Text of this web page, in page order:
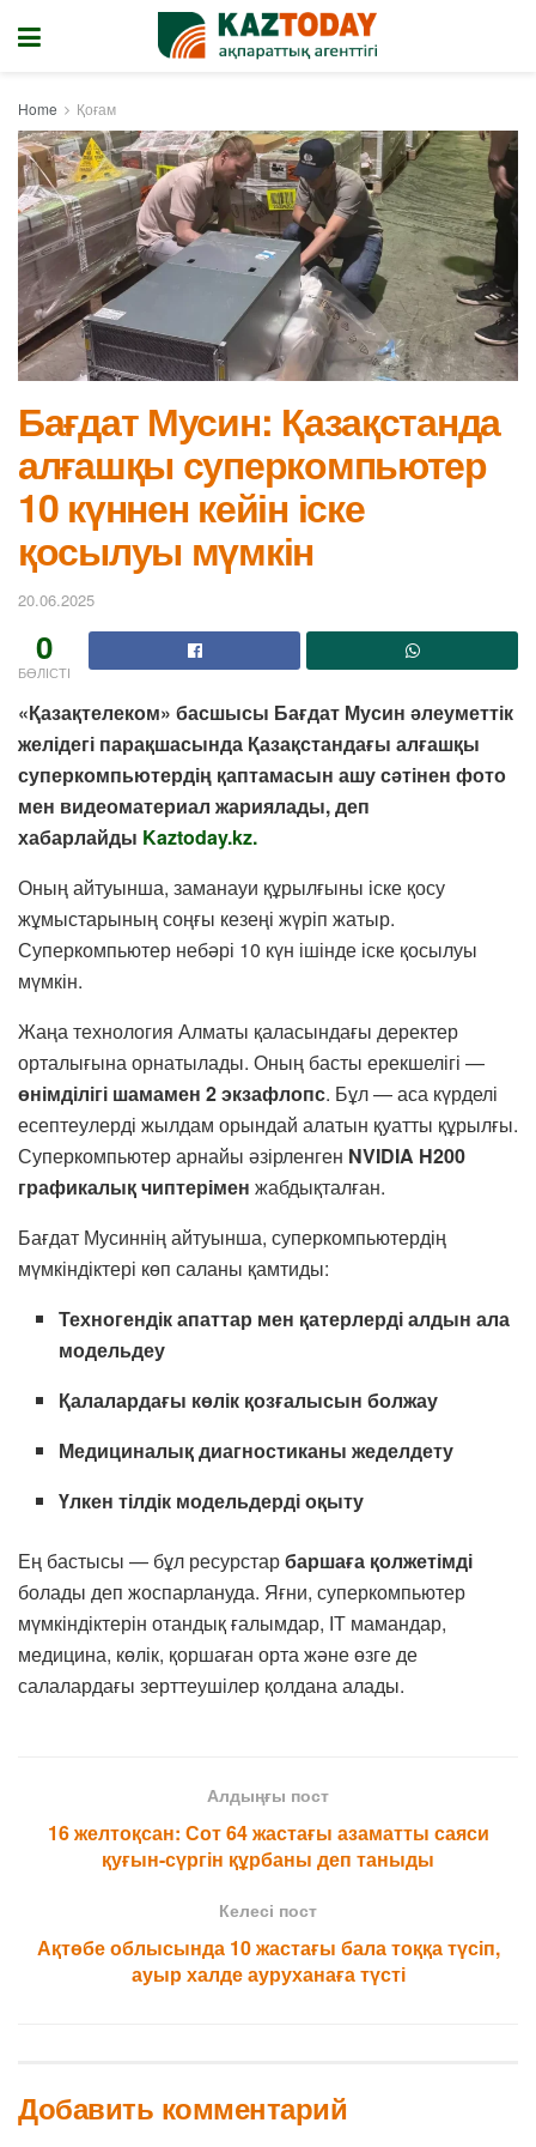
Home Қоғам
Бағдат Мусин: Қазақстанда
алғашқы суперкомпьютер
10 күннен кейін іске
қосылуы мүмкін
20.06.2025
0
БӨЛІСТІ
«Қазақтелеком» басшысы Бағдат Мусин әлеуметтік
желідегі парақшасында Қазақстандағы алғашқы
суперкомпьютердің қаптамасын ашу сәтінен фото
мен видеоматериал жариялады, деп
хабарлайды Kaztoday.kz.
Оның айтуынша, заманауи құрылғыны іске қосу
жұмыстарының соңғы кезеңі жүріп жатыр.
Суперкомпьютер небәрі 10 күн ішінде іске қосылуы
мүмкін.
Жаңа технология Алматы қаласындағы деректер
орталығына орнатылады. Оның басты ерекшелігі —
өнімділігі шамамен 2 экзафлопс. Бұл — аса күрделі
есептеулерді жылдам орындай алатын қуатты құрылғы.
Суперкомпьютер арнайы әзірленген NVIDIA H200
графикалық чиптерімен жабдықталған.
Бағдат Мусиннің айтуынша, суперкомпьютердің
мүмкіндіктері көп саланы қамтиды:
Техногендік апаттар мен қатерлерді алдын ала
модельдеу
Қалалардағы көлік қозғалысын болжау
Медициналық диагностиканы жеделдету
Үлкен тілдік модельдерді оқыту
Ең бастысы — бұл ресурстарбаршаға қолжетімді
болады деп жоспарлануда. Яғни, суперкомпьютер
мүмкіндіктерін отандық ғалымдар, ІТ мамандар,
медицина, көлік, қоршаған орта және өзге де
салалардағы зерттеушілер қолдана алады.
Алдыңғы пост
16 желтоқсан: Сот 64 жастағы азаматты саяси
қуғын-сүргін құрбаны деп таныды
Келесі пост
Ақтөбе облысында 10 жастағы бала тоққа түсіп,
ауыр халде ауруханаға түсті
Добавить комментарий